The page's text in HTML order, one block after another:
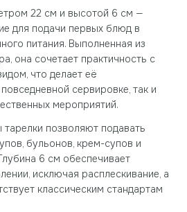
22 см и высотой 6 см —
для подачи первых блюд в
питания. Выполненная из
она сочетает практичность с
что делает её
сервировке, так и
мероприятий.
позволяют подавать
бульонов, крем-супов и
6 см обеспечивает
исключая расплескивание, а
классическим стандартам